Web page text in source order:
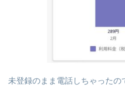
未登録のまま電話しちゃったの